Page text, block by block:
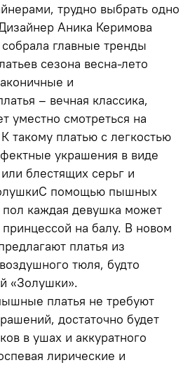
трудно выбрать одно
Аника Керимова
главные тренды
сезона весна-лето
и
– вечная классика,
уместно смотреться на
такому платью с легкостью
украшения в виде
блестящих серьг и
помощью пышных
пол каждая девушка может
принцессой на балу. В новом
платья из
тюля, будто
«Золушки».
платья не требуют
достаточно будет
в ушах и аккуратного
лирические и